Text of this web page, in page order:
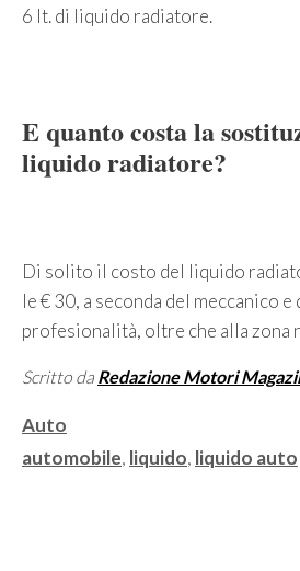
6 lt. di liquido radiatore.
E quanto costa la
liquido radiatore?
Di solito il costo del liquido
le € 30, a seconda del meccanico e
profesionalità, oltre che alla zona
Scritto da Redazione Motori
Categorie
Auto
Tag
automobile, liquido, liquido auto